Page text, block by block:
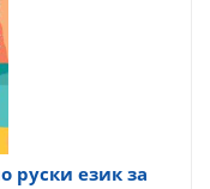
руски език за